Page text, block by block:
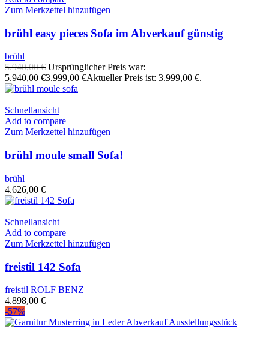
Zum Merkzettel hinzufügen
brühl easy pieces Sofa im Abverkauf günstig
brühl
5.940,00€ Ursprünglicher Preis war:
5.940,00 €3.999,00 €Aktueller Preis ist: 3.999,00 €.
Schnellansicht
Add to compare
Zum Merkzettel hinzufügen
brühl moule small Sofa!
brühl
4.626,00 €
Schnellansicht
Add to compare
Zum Merkzettel hinzufügen
freistil 142 Sofa
freistil ROLF BENZ
4.898,00 €
-57%